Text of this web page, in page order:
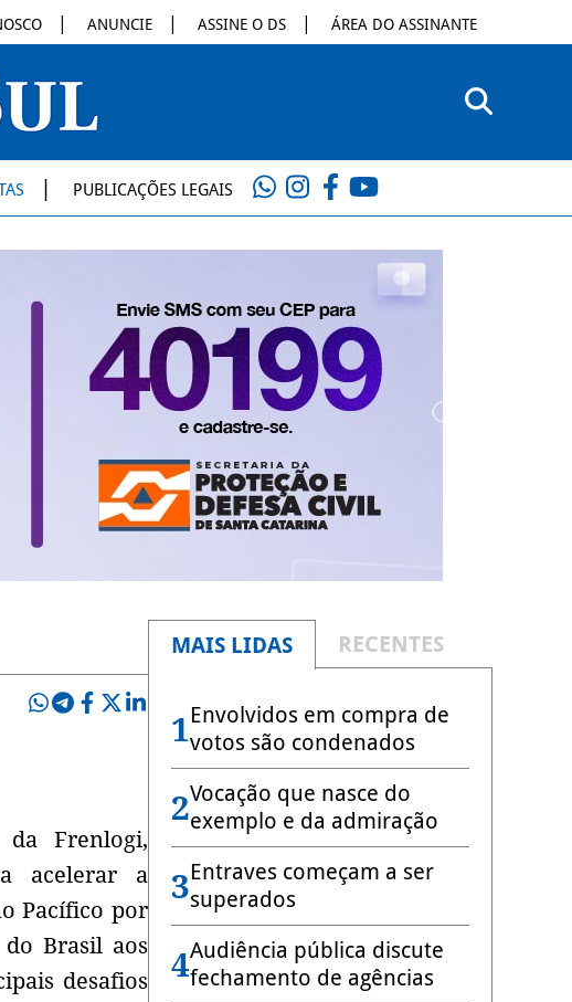
ANUNCIE ASSINE O DS ÁREA DO ASSINANTE
PUBLICAÇÕES LEGAIS
Frenlogi,
acelerar a
Pacífico por
Brasil aos
desafios
MAIS LIDAS RECENTES
1Envolvidos em compra de
votos são condenados
2Vocação que nasce do
exemplo e da admiração
3Entraves começam a ser
superados
4Audiência pública discute
fechamento de agências